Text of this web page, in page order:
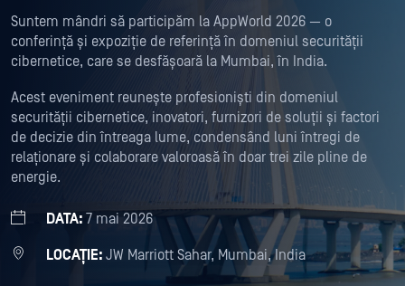
Suntem mândri să participăm la AppWorld 2026 — o
conferință și expoziție de referință în domeniul securității
cibernetice, care se desfășoară la Mumbai, în India.
Acest eveniment reunește profesioniști din domeniul
securității cibernetice, inovatori, furnizori de soluții și factori
de decizie din întreaga lume, condensând luni întregi de
relaționare și colaborare valoroasă în doar trei zile pline de
energie.
DATA: 7 mai 2026
LOCAȚIE: JW Marriott Sahar, Mumbai, India